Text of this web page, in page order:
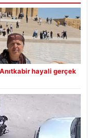
hayali gerçek